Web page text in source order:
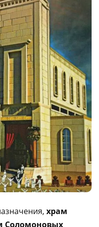
храм
Соломоновых